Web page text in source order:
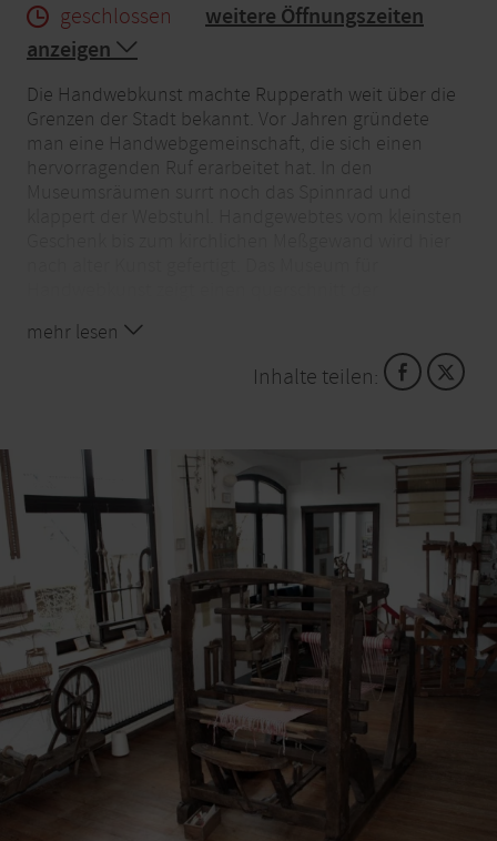
geschlossen
weitere Öffnungszeiten
anzeigen
Die Handwebkunst machte Rupperath weit über die
Grenzen der Stadt bekannt. Vor Jahren gründete
man eine Handwebgemeinschaft, die sich einen
hervorragenden Ruf erarbeitet hat. In den
Handwebwerkstatt und Handwebmuseum werden
ergänzt durch eine reizvolle und reich ausgestattete
Ausstellung, die das Herz des Besuchers höher
eingerichtet worden. Der ehemalige Volks- und
spätere Grundschullehrer Robert A. Esser hat im
Jahre 1961 die Werkgemeinschaft für Handwebkunst
in Bad Münstereifel-Rupperath gebründet. In diesem
Zusammenhang begann er, Zeugnisse und
Gegenstände des Spinnens und Webens zu
sammeln. Von 1965 (Schließung der Schule) bis Ende
2003 (Auflösung der Werkgemeinschaft) war die
Sammlung in der ehemaligen Turnhalle
untergebracht. 2006 wurde diese Sammlung direkt
neben der Webwerkstatt neu gestaltet und im Juni
als Handwebmuseum wiedereröffnet. Seitdem
betreut einen Unterabteilung des Betreibervereins
"Alte Schule Rupperath e.V." das Museum in
ehrenamtlicher Arbeit. Für diese Arbeit wurde dem
Verein 2008, dem Todesjahr von Robert A. Esser, der
mehr lesen
Inhalte teilen: